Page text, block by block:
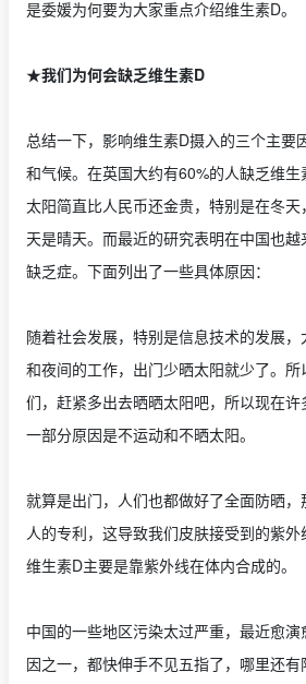
是委媛为何要为大家重点介绍维生素D。
★我们为何会缺乏维生素D
总结一下，影响维生素D摄入的三个主要
和气候。在英国大约有60%的人缺乏维
太阳简直比人民币还金贵，特别是在冬
天是晴天。而最近的研究表明在中国也
缺乏症。下面列出了一些具体原因：
随着社会发展，特别是信息技术的发展
和夜间的工作，出门少晒太阳就少了。
们，赶紧多出去晒晒太阳吧，所以现在
一部分原因是不运动和不晒太阳。
就算是出门，人们也都做好了全面防晒
人的专利，这导致我们皮肤接受到的紫
维生素D主要是靠紫外线在体内合成的。
中国的一些地区污染太过严重，最近愈
因之一，都快伸手不见五指了，哪里还